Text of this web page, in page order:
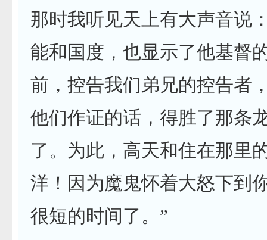
那时我听见天上有大声音说
能和国度，也显示了他基督
前，控告我们弟兄的控告者
他们作证的话，得胜了那条
了。为此，高天和住在那里
洋！因为魔鬼怀着大怒下到
很短的时间了。”